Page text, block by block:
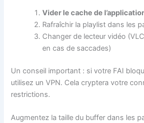
Vider le cache de
Rafraîchir la playlist dans les
Changer de lecteur vidéo
en cas de saccades)
Un conseil important : si votre FAI
utilisez un VPN. Cela cryptera votre
restrictions.
Augmentez la taille du buffer dans les